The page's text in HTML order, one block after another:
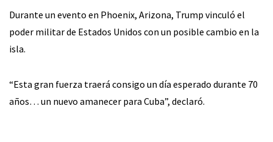
Durante un evento en Phoenix, Arizona, Trump vinculó el
poder militar de Estados Unidos con un posible cambio en la
isla.
“Esta gran fuerza traerá consigo un día esperado durante 70
años… un nuevo amanecer para Cuba”, declaró.